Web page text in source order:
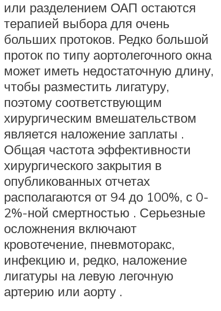
или разделением ОАП остаются
терапией выбора для очень
больших протоков. Редко большой
проток по типу аортолегочного окна
может иметь недостаточную длину,
чтобы разместить лигатуру,
поэтому соответствующим
хирургическим вмешательством
является наложение заплаты .
Общая частота эффективности
хирургического закрытия в
опубликованных отчетах
располагаются от 94 до 100%, с 0-
2%-ной смертностью . Серьезные
осложнения включают
кровотечение, пневмоторакс,
инфекцию и, редко, наложение
лигатуры на левую легочную
артерию или аорту .